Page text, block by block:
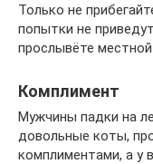
Только не
попытки не
прослывёте
Комплимент
Мужчины падки на
довольные коты,
комплиментами, а у